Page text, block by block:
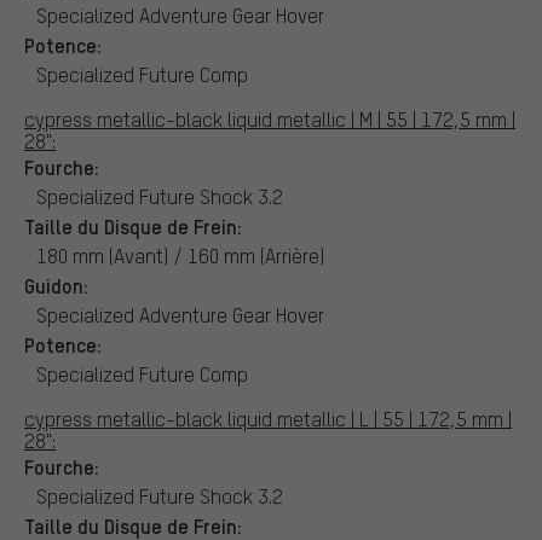
Specialized Adventure Gear Hover
Potence:
Specialized Future Comp
cypress metallic-black liquid metallic | M | 55 | 172,5 mm |
28":
Fourche:
Specialized Future Shock 3.2
Taille du Disque de Frein:
180 mm (Avant) / 160 mm (Arrière)
Guidon:
Specialized Adventure Gear Hover
Potence:
Specialized Future Comp
cypress metallic-black liquid metallic | L | 55 | 172,5 mm |
28":
Fourche:
Specialized Future Shock 3.2
Taille du Disque de Frein: